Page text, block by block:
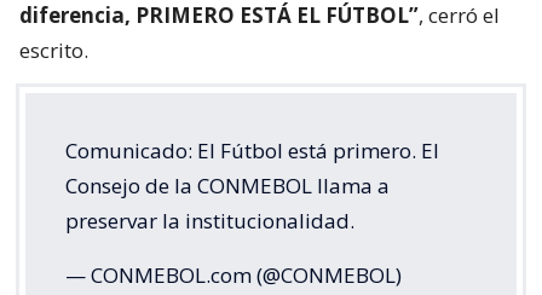
diferencia, PRIMERO ESTÁ EL FÚTBOL”, cerró el
escrito.
Comunicado: El Fútbol está primero. El
Consejo de la CONMEBOL llama a
preservar la institucionalidad.
— CONMEBOL.com (@CONMEBOL)